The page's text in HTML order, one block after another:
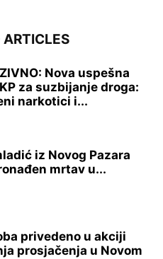
ARTICLES
Nova uspešna
za suzbijanje droga:
narkotici i...
iz Novog Pazara
mrtav u...
privedeno u akciji
prosjačenja u Novom